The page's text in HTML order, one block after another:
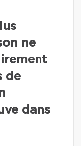
ne
de
dans